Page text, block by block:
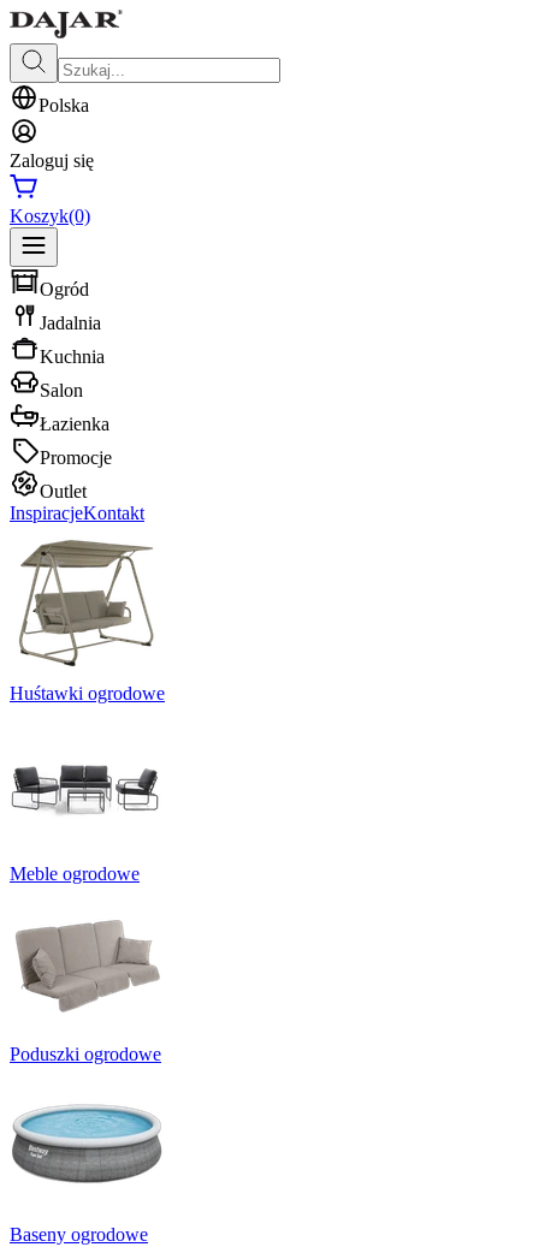
Polska
Zaloguj się
Koszyk(0)
Ogród
Jadalnia
Kuchnia
Salon
Łazienka
Promocje
Outlet
InspiracjeKontakt
Huśtawki ogrodowe
Meble ogrodowe
Poduszki ogrodowe
Baseny ogrodowe